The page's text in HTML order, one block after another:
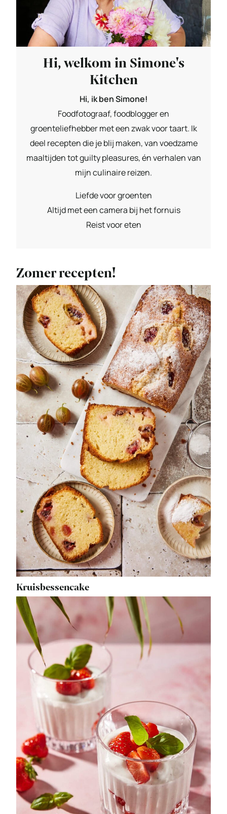
Hi, welkom in Simone's
Kitchen
Hi, ik ben Simone!
Foodfotograaf, foodblogger en
groenteliefhebber met een zwak voor taart. Ik
deel recepten die je blij maken, van voedzame
maaltijden tot guilty pleasures, én verhalen van
mijn culinaire reizen.
Liefde voor groenten
Altijd met een camera bij het fornuis
Reist voor eten
Zomer recepten!
Kruisbessencake